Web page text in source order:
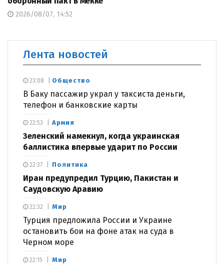
2026/08/07, 14:52
Лента новостей
Общество
В Баку пассажир украл у таксиста деньги,
телефон и банковские карты
23:08
Армия
Зеленский намекнул, когда украинская
баллистика впервые ударит по России
22:53
Политика
Иран предупредил Турцию, Пакистан и
Саудовскую Аравию
22:37
Мир
Турция предложила России и Украине
остановить бои на фоне атак на суда в
Черном море
22:32
Мир
22:15